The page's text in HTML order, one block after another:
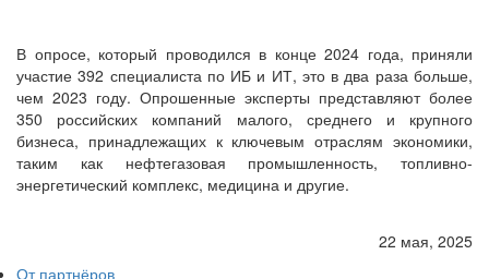
В опросе, который проводился в конце 2024 года, приняли
участие 392 специалиста по ИБ и ИТ, это в два раза больше,
чем 2023 году. Опрошенные эксперты представляют более
350 российских компаний малого, среднего и крупного
бизнеса, принадлежащих к ключевым отраслям экономики,
таким как нефтегазовая промышленность, топливно-
энергетический комплекс, медицина и другие.
22 мая, 2025
От партнёров